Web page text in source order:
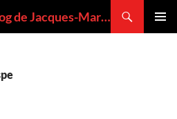
VOLCANMANIA : le blog de Jacques-Marie BARDINTZEFF, volcanologue